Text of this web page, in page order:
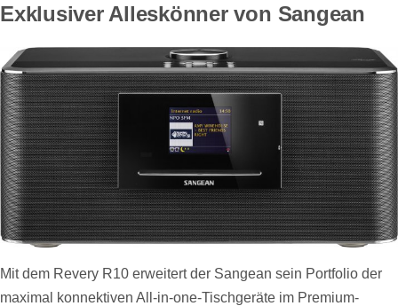
Exklusiver Alleskönner von Sangean
Mit dem Revery R10 erweitert der Sangean sein Portfolio der
maximal konnektiven All-in-one-Tischgeräte im Premium-